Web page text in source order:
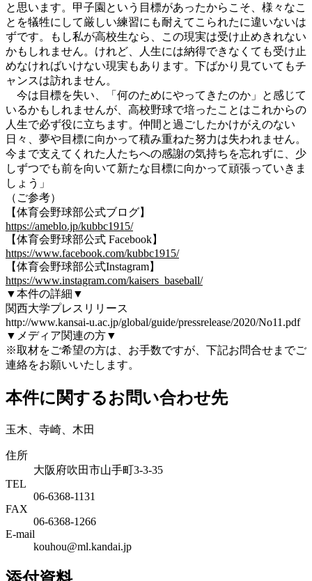
と思います。甲子園という目標があったからこそ、様々なこ
とを犠牲にして厳しい練習にも耐えてこられたに違いないは
ずです。もし私が高校生なら、この現実は受け止めきれない
かもしれません。けれど、人生には納得できなくても受け止
めなければいけない現実もあります。下ばかり見ていてもチ
ャンスは訪れません。
今は目標を失い、「何のためにやってきたのか」と感じて
いるかもしれませんが、高校野球で培ったことはこれからの
人生で必ず役に立ちます。仲間と過ごしたかけがえのない
日々、夢や目標に向かって積み重ねた努力は失われません。
今まで支えてくれた人たちへの感謝の気持ちを忘れずに、少
しずつでも前を向いて新たな目標に向かって頑張っていきま
しょう」
（ご参考）
【体育会野球部公式ブログ】
https://ameblo.jp/kubbc1915/
【体育会野球部公式 Facebook】
https://www.facebook.com/kubbc1915/
【体育会野球部公式Instagram】
https://www.instagram.com/kaisers_baseball/
▼本件の詳細▼
関西大学プレスリリース
http://www.kansai-u.ac.jp/global/guide/pressrelease/2020/No11.pdf
▼メディア関連の方▼
※取材をご希望の方は、お手数ですが、下記お問合せまでご
連絡をお願いいたします。
本件に関するお問い合わせ先
玉木、寺崎、木田
住所
大阪府吹田市山手町3-3-35
TEL
06-6368-1131
FAX
06-6368-1266
E-mail
kouhou@ml.kandai.jp